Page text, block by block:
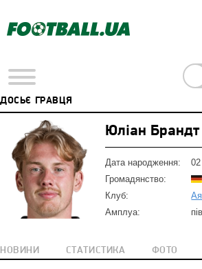
ДОСЬЄ ГРАВЦЯ
Юліан Брандт
Дата народження:
Громадянство:
Клуб:
Амплуа:
НОВИНИ СТАТИСТИКА ФОТО